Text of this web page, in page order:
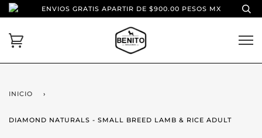
ENVIOS GRATIS APARTIR DE $900.00 PESOS MX
INICIO ›
DIAMOND NATURALS - SMALL BREED LAMB & RICE ADULT